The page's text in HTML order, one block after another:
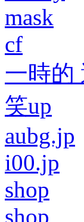
mask
cf
一時的
笑up
aubg.jp
i00.jp
shop
shop